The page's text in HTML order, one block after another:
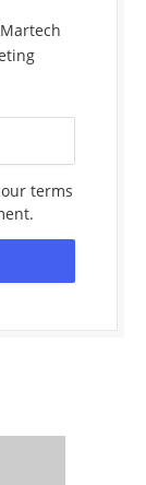
terms